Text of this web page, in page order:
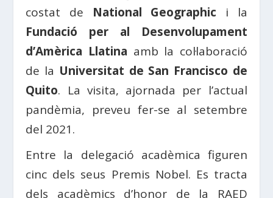
costat de National Geographic i la
Fundació per al Desenvolupament
d’Amèrica Llatina amb la col·laboració
de la Universitat de San Francisco de
Quito. La visita, ajornada per l’actual
pandèmia, preveu fer-se al setembre
del 2021.
Entre la delegació acadèmica figuren
cinc dels seus Premis Nobel. Es tracta
dels acadèmics d’honor de la RAED